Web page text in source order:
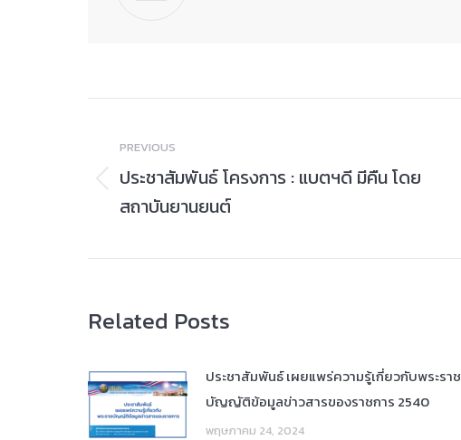
navigation
PREVIOUS
Previous
post:
ประชาสัมพันธ์ โครงการ : แบตฯดี มีคืน โดย
สถาบันยานยนต์
Related Posts
ประชาสัมพันธ์ เผยแพร่ความรู้เกี่ยวกับพระราช
บัญญัติข้อมูลข่าวสารของราชการ 2540
พฤษภาคม 24, 2024